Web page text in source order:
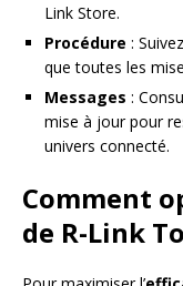
Link Store.
Procédure :
que toutes les
Messages :
mise à jour pour
univers connecté.
Comment
de R-Link